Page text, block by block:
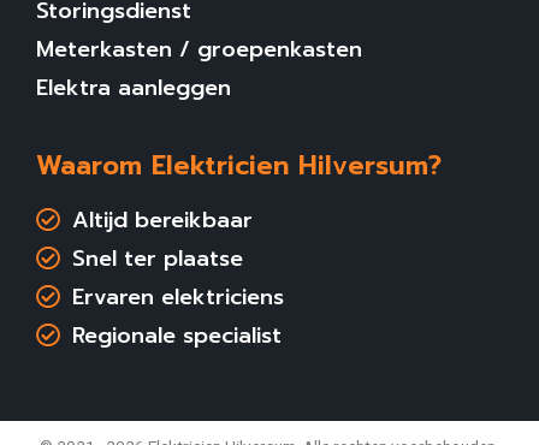
Storingsdienst
Meterkasten / groepenkasten
Elektra aanleggen
Waarom Elektricien Hilversum?
Altijd bereikbaar
Snel ter plaatse
Ervaren elektriciens
Regionale specialist